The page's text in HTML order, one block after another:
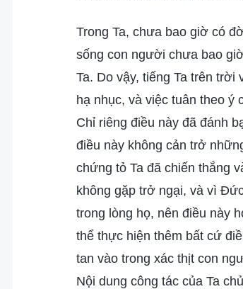
Trong Ta, chưa bao giờ có
sống con người chưa bao
Ta. Do vậy, tiếng Ta trên
hạ nhục, và việc tuân theo ý
Chỉ riêng điều này đã đánh
điều này không cản trở
chứng tỏ Ta đã chiến thắng
không gặp trở ngại, và vì
trong lòng họ, nên điều này
thể thực hiện thêm bất cứ
tan vào trong xác thịt con
Nội dung công tác của Ta